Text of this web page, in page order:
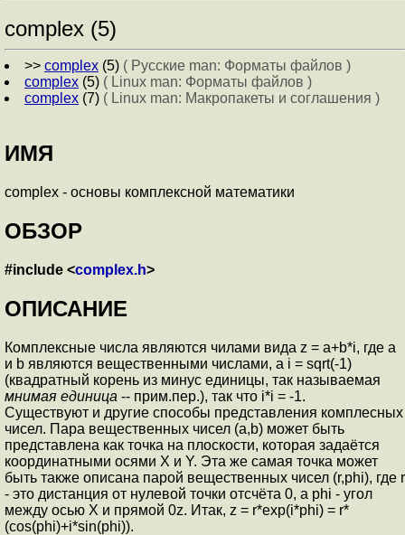
complex (5)
>> complex (5) ( Русские man: Форматы файлов )
complex (5) ( Linux man: Форматы файлов )
complex (7) ( Linux man: Макропакеты и соглашения )
ИМЯ
complex - основы комплексной математики
ОБЗОР
#include <complex.h>
ОПИСАНИЕ
Комплексные числа являются чилами вида z = a+b*i, где a
и b являются вещественными числами, а i = sqrt(-1)
(квадратный корень из минус единицы, так называемая
мнимая единица -- прим.пер.), так что i*i = -1.
Существуют и другие способы представления комплесных
чисел. Пара вещественных чисел (a,b) может быть
представлена как точка на плоскости, которая задаётся
координатными осями X и Y. Эта же самая точка может
быть также описана парой вещественных чисел (r,phi), где r
- это дистанция от нулевой точки отсчёта 0, а phi - угол
между осью X и прямой 0z. Итак, z = r*exp(i*phi) = r*
(cos(phi)+i*sin(phi)).